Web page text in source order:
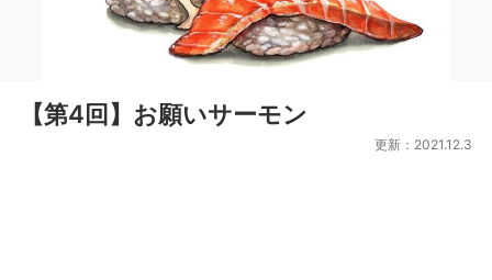
【第4回】お願いサーモン
更新：2021.12.3